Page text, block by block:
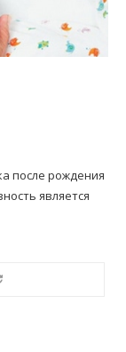
после рождения
является